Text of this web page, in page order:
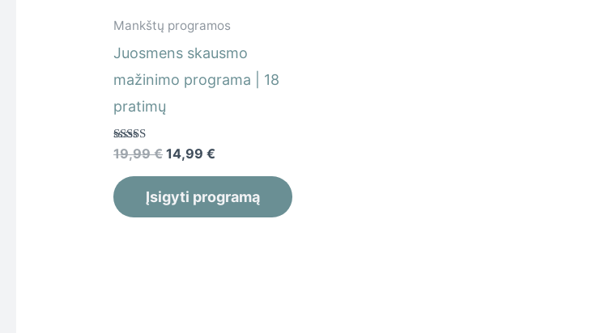
Mankštų programos
Juosmens skausmo
mažinimo programa | 18
pratimų
Įvertinimas:
5.00
iš 5
19,99€ 14,99€
Įsigyti programą